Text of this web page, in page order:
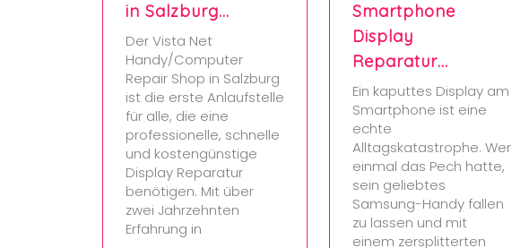
in Salzburg…
Der Vista Net
Handy/Computer
Repair Shop in Salzburg
ist die erste Anlaufstelle
für alle, die eine
professionelle, schnelle
und kostengünstige
Display Reparatur
benötigen. Mit über
zwei Jahrzehnten
Erfahrung in
Smartphone
Display
Reparatur…
Ein kaputtes Display am
Smartphone ist eine
echte
Alltagskatastrophe. Wer
einmal das Pech hatte,
sein geliebtes
Samsung-Handy fallen
zu lassen und mit
einem zersplitterten